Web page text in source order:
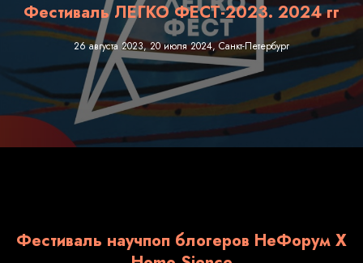
Фестиваль ЛЕГКО ФЕСТ-2023. 2024 гг
26 августа 2023, 20 июля 2024, Санкт-Петербург
Фестиваль научпоп блогеров НеФорум Х